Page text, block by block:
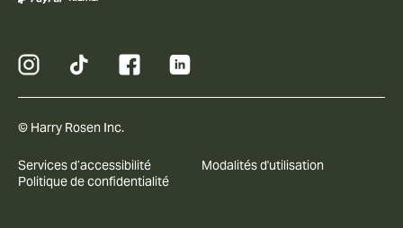
© Harry Rosen Inc.
Services d’accessibilité
Modalités d'utilisation
Politique de confidentialité